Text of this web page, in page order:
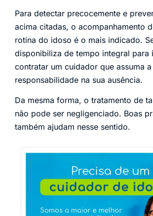
Para detectar precocemente e
acima citadas, o acompanhamento
rotina do idoso é o mais indicado.
disponibiliza de tempo integral para
contratar um cuidador que assuma a
responsabilidade na sua ausência.
Da mesma forma, o tratamento de
não pode ser negligenciado. Boas
também ajudam nesse sentido.